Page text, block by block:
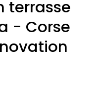
terrasse
- Corse